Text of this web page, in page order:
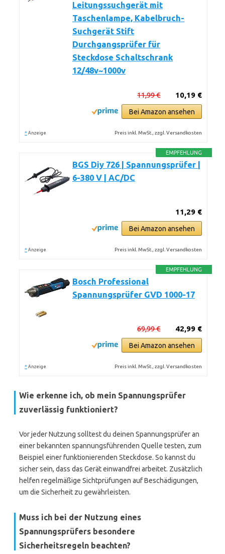
Leitungssuchgerät mit
Taschenlampe, Kabelbruch-
Suchgerät Stift
Durchgangsprüfer für
Steckdose Schaltschrank
12/48v~1000v
10,19 €
11,99 €
Bei Amazon ansehen
* Anzeige Preis inkl. MwSt., zzgl. Versandkosten
EMPFEHLUNG
BGS Diy 726 | Spannungsprüfer |
6-380 V | AC/DC
11,29 €
Bei Amazon ansehen
* Anzeige Preis inkl. MwSt., zzgl. Versandkosten
EMPFEHLUNG
Bosch Professional
Spannungsprüfer GVD 1000-17
42,99 €
69,99 €
Bei Amazon ansehen
* Anzeige Preis inkl. MwSt., zzgl. Versandkosten
Wie erkenne ich, ob mein Spannungsprüfer
zuverlässig funktioniert?
Vor jeder Nutzung solltest du deinen Spannungsprüfer an
einer bekannten spannungsführenden Quelle testen, zum
Beispiel einer funktionierenden Steckdose. So kannst du
sicher sein, dass das Gerät einwandfrei arbeitet. Zusätzlich
helfen regelmäßige Sichtprüfungen auf Beschädigungen,
um die Sicherheit zu gewährleisten.
Muss ich bei der Nutzung eines
Spannungsprüfers besondere
Sicherheitsregeln beachten?